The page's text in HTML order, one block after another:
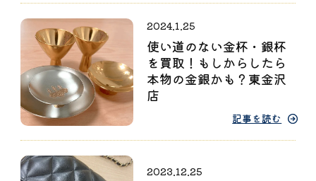
2024.1.25
使い道のない金杯・銀杯
を買取！もしからしたら
本物の金銀かも？東金沢
店
記事を読む
2023.12.25